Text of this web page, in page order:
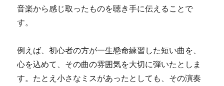
音楽から感じ取ったものを聴き手に伝えることで
す。
例えば、初心者の方が一生懸命練習した短い曲を、
心を込めて、その曲の雰囲気を大切に弾いたとしま
す。たとえ小さなミスがあったとしても、その演奏